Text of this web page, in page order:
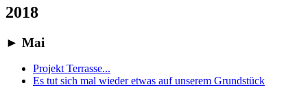
2018
► Mai
Projekt Terrasse...
Es tut sich mal wieder etwas auf unserem Grundstück